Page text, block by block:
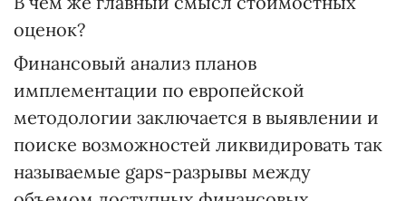
оценок?
Финансовый анализ планов
имплементации по европейской
методологии заключается в выявлении и
поиске возможностей ликвидировать так
называемые gaps-разрывы между